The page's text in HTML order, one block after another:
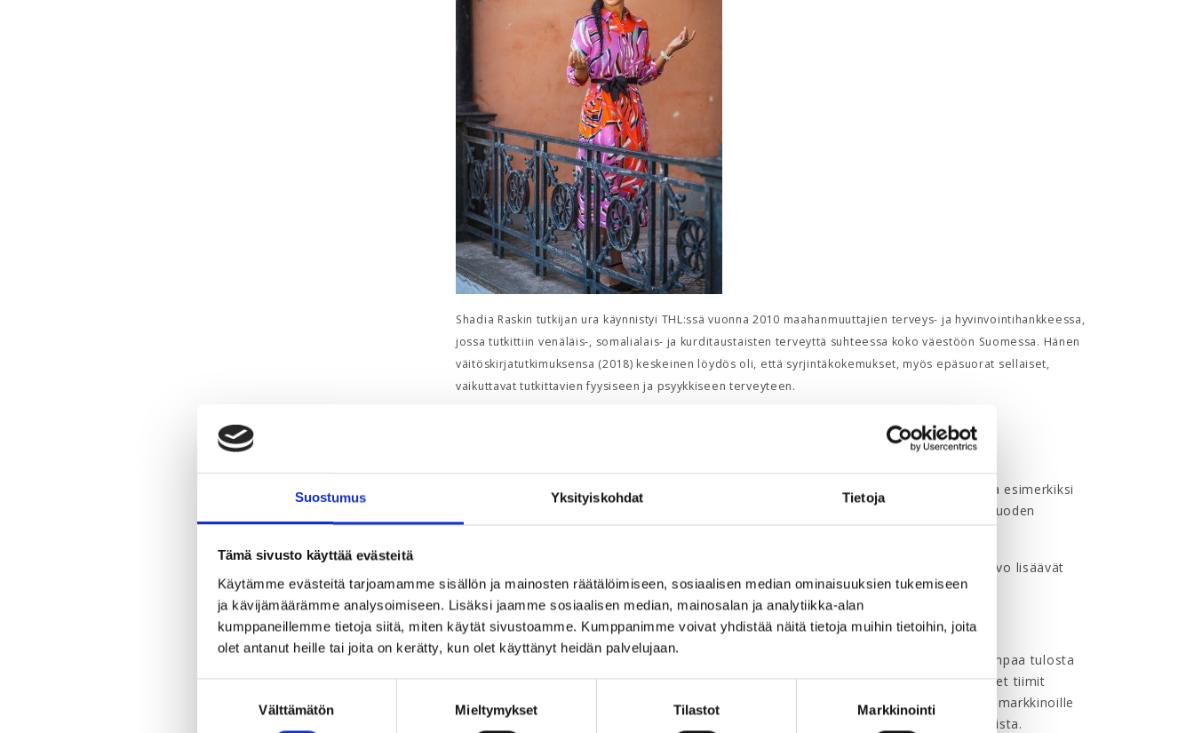
Suostumus Yksityiskohdat Tietoja
Tämä sivusto käyttää evästeitä
Käytämme evästeitä tarjoamamme sisällön ja mainosten räätälöimiseen, sosiaalisen median ominaisuuksien tukemiseen
ja kävijämäärämme analysoimiseen. Lisäksi jaamme sosiaalisen median, mainosalan ja analytiikka-alan
kumppaneillemme tietoja siitä, miten käytät sivustoamme. Kumppanimme voivat yhdistää näitä tietoja muihin tietoihin, joita
olet antanut heille tai joita on kerätty, kun olet käyttänyt heidän palvelujaan.
Välttämätön Mieltymykset Tilastot Markkinointi
Shadia Raskin tutkijan ura käynnistyi THL:ssä vuonna 2010 maahanmuuttajien terveys- ja hyvinvointihankkeessa,
jossa tutkittiin venäläis-, somalialais- ja kurditaustaisten terveyttä suhteessa koko väestöön Suomessa. Hänen
väitöskirjatutkimuksensa (2018) keskeinen löydös oli, että syrjintäkokemukset, myös epäsuorat sellaiset,
vaikuttavat tutkittavien fyysiseen ja psyykkiseen terveyteen.
Monimuotoisuudesta kilpailuvaltti osaajapulan keskelle
Shadia Rask on tutkinut yhdenvertaisuutta ja moninaisuutta erityisesti työelämässä ja esimerkiksi
toteuttanut THL:ssä monimuotoisuutta edistävän rekrytointikokeilun, joka palkittiin Vuoden
Tiimien ja kokonaisten organisaatioiden monimuotoisuus, yhdenvertaisuus ja tasa-arvo lisäävät
tutkitusti niiden kykyä ongelmanratkaisuun, rikkaaseen ideointiin ja tuottavuuteen.
"Tutkimusnäyttö tästä näkökulmasta on selvää”, Rask sanoo.
Monimuotoiset, inklusiiviset työyhteisöt, joita osataan johtaa tekevät tutkitusti parempaa tulosta
(McKinsey & Company, 2020 & Deloitte, 2022; Dixon-Fyle, et. al. 2020). Monimuotoiset tiimit
tunnistavat paremmin asiakkaiden tarpeita ja kokonaisia uusia asiakasryhmiä. Uusille markkinoille
asettuminen on sekin helpompaa, kun tiimeissä on tietoa ja ymmärrystä eri kulttuureista.